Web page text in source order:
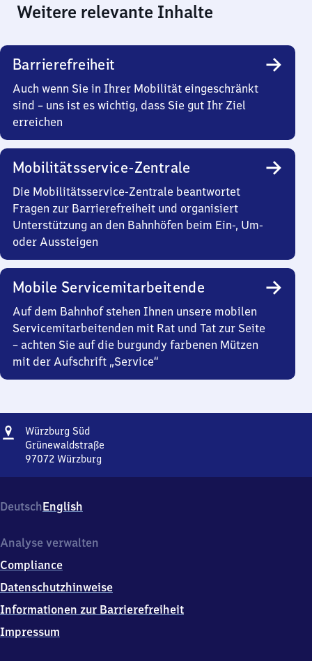
Weitere relevante Inhalte
Barrierefreiheit
Auch wenn Sie in Ihrer Mobilität eingeschränkt
sind – uns ist es wichtig, dass Sie gut Ihr Ziel
erreichen
Mobilitätsservice-Zentrale
Die Mobilitätsservice-Zentrale beantwortet
Fragen zur Barrierefreiheit und organisiert
Unterstützung an den Bahnhöfen beim Ein-, Um-
oder Aussteigen
Mobile Servicemitarbeitende
Auf dem Bahnhof stehen Ihnen unsere mobilen
Servicemitarbeitenden mit Rat und Tat zur Seite
– achten Sie auf die burgundy farbenen Mützen
mit der Aufschrift „Service“
Adresse
Würzburg SüdWürzburg
Süd
Grünewaldstraße
97072 Würzburg
Grünewaldstraße,
9
0
2
Würzburg
DeutschEnglish
Analyse verwalten
Compliance
Datenschutzhinweise
Informationen zur Barrierefreiheit
Impressum